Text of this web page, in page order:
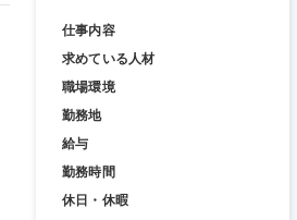
仕事内容
求めている人材
職場環境
勤務地
給与
勤務時間
休日・休暇